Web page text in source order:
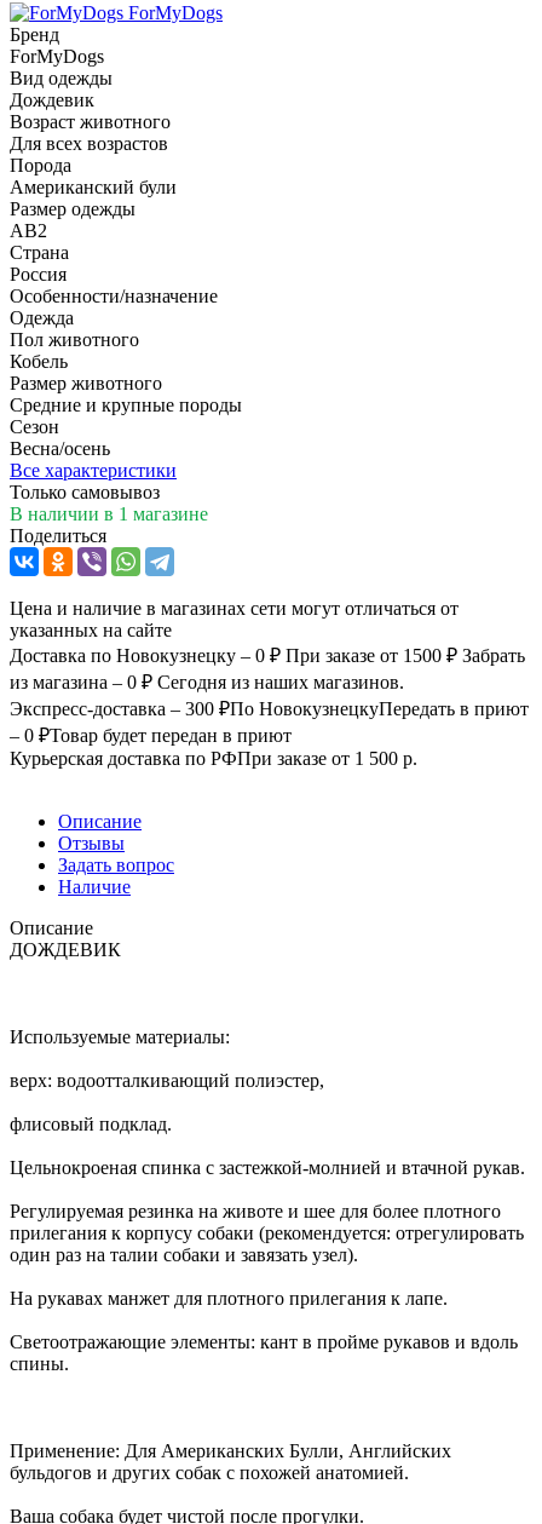
ForMyDogs
Бренд
ForMyDogs
Вид одежды
Дождевик
Возраст животного
Для всех возрастов
Порода
Американский були
Размер одежды
AB2
Страна
Россия
Особенности/назначение
Одежда
Пол животного
Кобель
Размер животного
Средние и крупные породы
Сезон
Весна/осень
Все характеристики
Только самовывоз
В наличии в 1 магазине
Поделиться
Цена и наличие в магазинах сети могут отличаться от
указанных на сайте
Доставка по Новокузнецку – 0 ₽ При заказе от 1500 ₽ Забрать
из магазина – 0 ₽ Сегодня из наших магазинов.
Экспресс-доставка – 300 ₽По НовокузнецкуПередать в приют
– 0 ₽Товар будет передан в приют
Курьерская доставка по РФПри заказе от 1 500 р.
Описание
Отзывы
Задать вопрос
Наличие
Описание
ДОЖДЕВИК
Используемые материалы:
верх: водоотталкивающий полиэстер,
флисовый подклад.
Цельнокроеная спинка с застежкой-молнией и втачной рукав.
Регулируемая резинка на животе и шее для более плотного
прилегания к корпусу собаки (рекомендуется: отрегулировать
один раз на талии собаки и завязать узел).
На рукавах манжет для плотного прилегания к лапе.
Светоотражающие элементы: кант в пройме рукавов и вдоль
спины.
Применение: Для Американских Булли, Английских
бульдогов и других собак с похожей анатомией.
Ваша собака будет чистой после прогулки.